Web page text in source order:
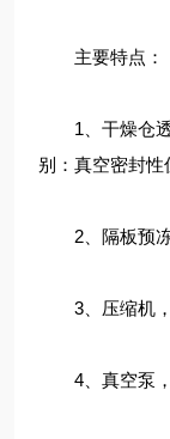
主要特点：
1、干燥仓透
别：真空密封性
2、隔板预冻
3、压缩机，
4、真空泵，